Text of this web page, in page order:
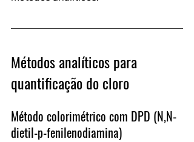
Métodos analíticos para
quantificação do cloro
Método colorimétrico com DPD (N,N-
dietil-p-fenilenodiamina)